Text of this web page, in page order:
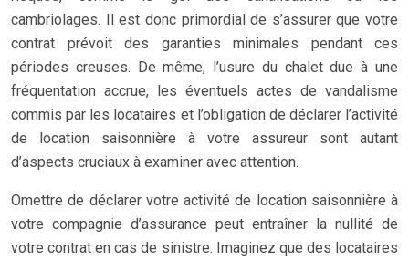
cambriolages. Il est donc primordial de s’assurer que votre
contrat prévoit des garanties minimales pendant ces
périodes creuses. De même, l’usure du chalet due à une
fréquentation accrue, les éventuels actes de vandalisme
commis par les locataires et l’obligation de déclarer l’activité
de location saisonnière à votre assureur sont autant
d’aspects cruciaux à examiner avec attention.
Omettre de déclarer votre activité de location saisonnière à
votre compagnie d’assurance peut entraîner la nullité de
votre contrat en cas de sinistre. Imaginez que des locataires